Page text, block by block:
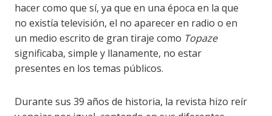
hacer como que sí, ya que en una época en la que
no existía televisión, el no aparecer en radio o en
un medio escrito de gran tiraje como Topaze
significaba, simple y llanamente, no estar
presentes en los temas públicos.
Durante sus 39 años de historia, la revista hizo reír